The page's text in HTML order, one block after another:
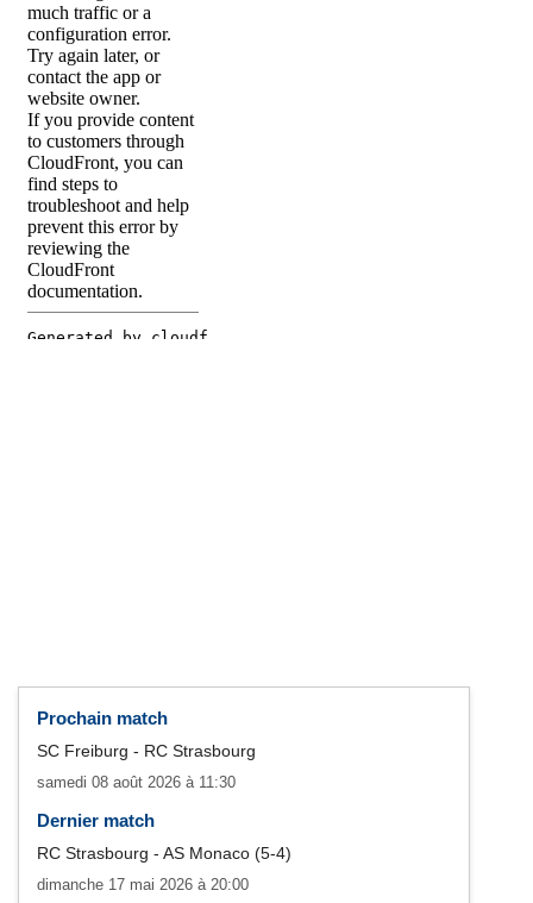
Prochain match
SC Freiburg - RC Strasbourg
samedi 08 août 2026 à 11:30
Dernier match
RC Strasbourg - AS Monaco (5-4)
dimanche 17 mai 2026 à 20:00